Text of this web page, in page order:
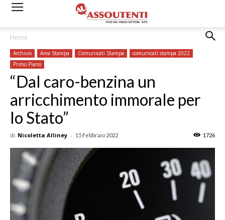
Home
Archivio Area Stampa Comunicati Stampa
comunicati stampa 2022
Primo Piano
“Dal caro-benzina un
arricchimento immorale per
lo Stato”
di Nicoletta Alliney - 15 Febbraio 2022 1726